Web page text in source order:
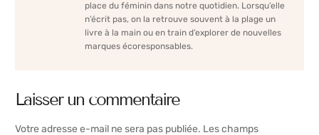
place du féminin dans notre quotidien. Lorsqu’elle
n’écrit pas, on la retrouve souvent à la plage un
livre à la main ou en train d’explorer de nouvelles
marques écoresponsables.
Laisser un commentaire
Votre adresse e-mail ne sera pas publiée. Les champs